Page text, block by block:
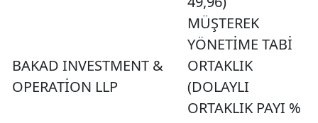
BAKAD INVESTMENT &
OPERATİON LLP
MÜŞTEREK
YÖNETİME TABİ
ORTAKLIK
(DOLAYLI
ORTAKLIK PAYI %